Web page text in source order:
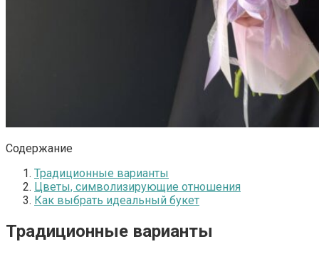
Содержание
Традиционные варианты
Цветы, символизирующие отношения
Как выбрать идеальный букет
Традиционные варианты